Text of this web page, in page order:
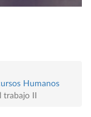
Humanos
trabajo II